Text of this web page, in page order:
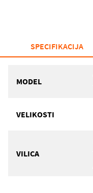
SPECIFIKACIJA
MODEL
VELIKOSTI
VILICA